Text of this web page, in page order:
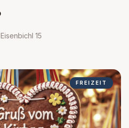
15
FREIZEIT